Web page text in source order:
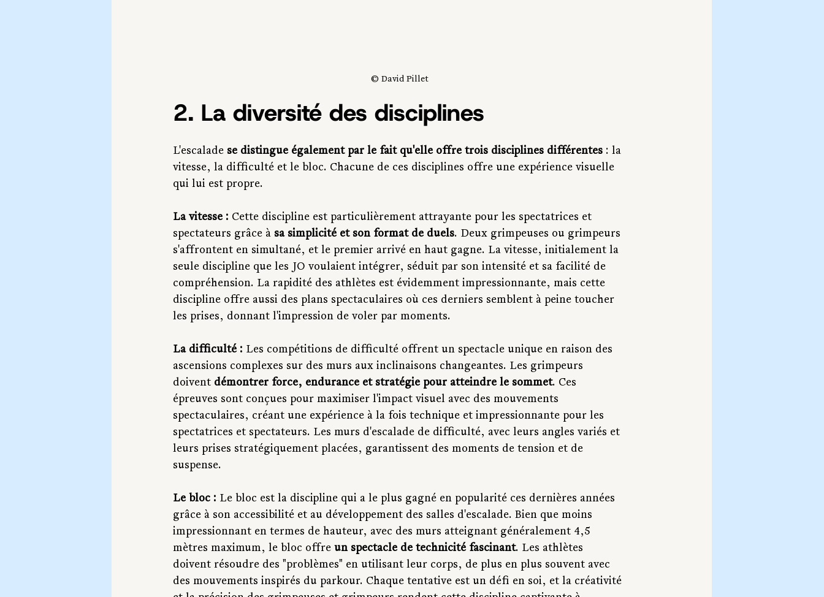
© David Pillet
2. La diversité des disciplines
L'escalade se distingue également par le fait qu'elle offre trois disciplines différentes : la
vitesse, la difficulté et le bloc. Chacune de ces disciplines offre une expérience visuelle
qui lui est propre.
La vitesse : Cette discipline est particulièrement attrayante pour les spectatrices et
spectateurs grâce à sa simplicité et son format de duels. Deux grimpeuses ou grimpeurs
s'affrontent en simultané, et le premier arrivé en haut gagne. La vitesse, initialement la
seule discipline que les JO voulaient intégrer, séduit par son intensité et sa facilité de
compréhension. La rapidité des athlètes est évidemment impressionnante, mais cette
discipline offre aussi des plans spectaculaires où ces derniers semblent à peine toucher
les prises, donnant l'impression de voler par moments.
La difficulté : Les compétitions de difficulté offrent un spectacle unique en raison des
ascensions complexes sur des murs aux inclinaisons changeantes. Les grimpeurs
doivent démontrer force, endurance et stratégie pour atteindre le sommet. Ces
épreuves sont conçues pour maximiser l'impact visuel avec des mouvements
spectaculaires, créant une expérience à la fois technique et impressionnante pour les
spectatrices et spectateurs. Les murs d'escalade de difficulté, avec leurs angles variés et
leurs prises stratégiquement placées, garantissent des moments de tension et de
suspense.
Le bloc : Le bloc est la discipline qui a le plus gagné en popularité ces dernières années
grâce à son accessibilité et au développement des salles d'escalade. Bien que moins
impressionnant en termes de hauteur, avec des murs atteignant généralement 4,5
mètres maximum, le bloc offre un spectacle de technicité fascinant. Les athlètes
doivent résoudre des "problèmes" en utilisant leur corps, de plus en plus souvent avec
des mouvements inspirés du parkour. Chaque tentative est un défi en soi, et la créativité